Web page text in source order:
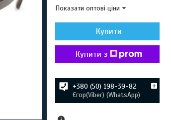
Показати оптові ціни
Купити
Купити з
+380 (50) 198-39-82
Єгор(Viber) (WhatsApp)